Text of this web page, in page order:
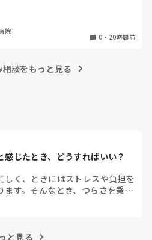
？新人は超勤もらえなかったり、も
グと良いこと無しなので、とにか
ます。一度先輩に相談しつつ、準
！
いますか？
すか？
院
0 ・ 20時間前
談をもっと見る
感じたとき、どうすればいい？
しく、ときにはストレスや負担を
ます。そんなとき、つらさを乗り
と見る